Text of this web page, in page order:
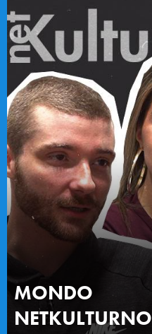
MONDO
NETKULTURNO